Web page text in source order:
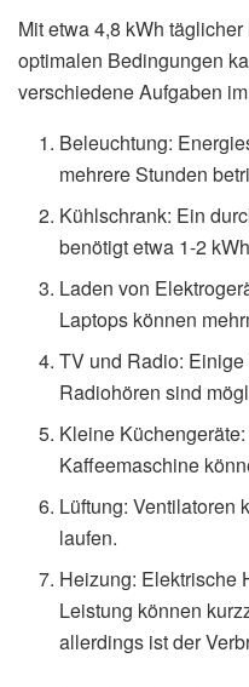
Mit etwa 4,8 kWh
optimalen Bedingungen
verschiedene Aufgaben
Beleuchtung:
mehrere Stunden
Kühlschrank: Ein
benötigt etwa 1-2
Laden von
Laptops können
TV und Radio:
Radiohören sind
Kleine
Kaffeemaschine
Lüftung: Ventilatoren
laufen.
Heizung: Elektrische
Leistung können
allerdings ist der